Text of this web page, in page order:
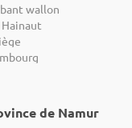
wallon
de Namur